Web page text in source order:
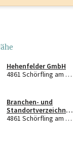
Hehenfelder GmbH
4861 Schörfling am Attersee
Branchen- und
Standortverzeichnis,
LocaRio
4861 Schörfling am Attersee